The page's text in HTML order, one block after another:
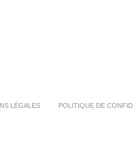
LÉGALES POLITIQUE DE